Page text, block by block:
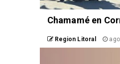
Chamamé en
Region Litoral